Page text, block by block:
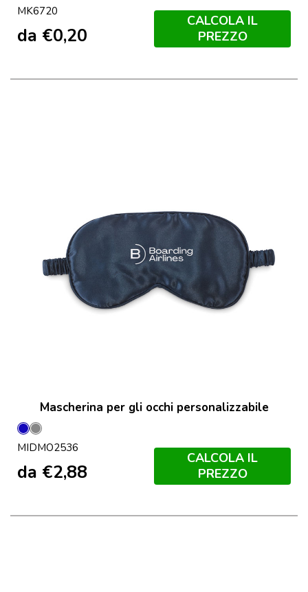
MK6720
da €0,20
CALCOLA IL
PREZZO
Mascherina per gli occhi personalizzabile
BluGrigio
Pietra
MIDMO2536
da €2,88
CALCOLA IL
PREZZO